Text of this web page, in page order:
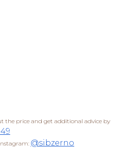
the price and get additional advice by
@sibzerno